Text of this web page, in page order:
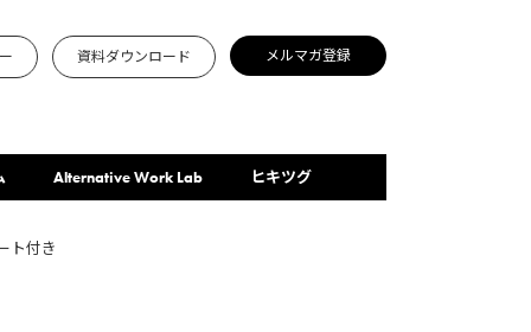
資料ダウンロード メルマガ登録
Alternative Work Lab ヒキツグ
ト付き